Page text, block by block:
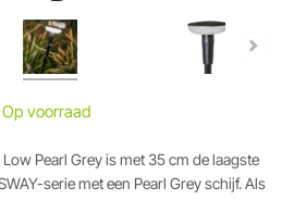
Op voorraad
Pearl Grey is met 35 cm de laagste
serie met een Pearl Grey schijf. Als